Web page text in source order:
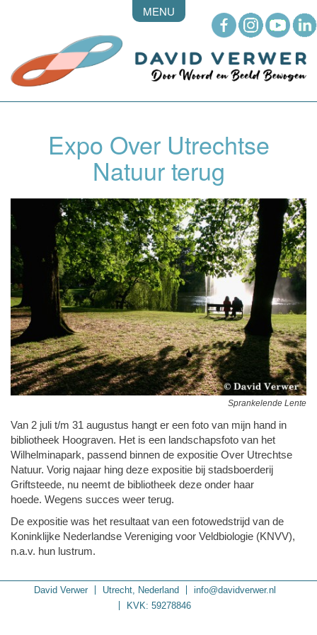
MENU
Expo Over Utrechtse
Natuur terug
Sprankelende Lente
Van 2 juli t/m 31 augustus hangt er een foto van mijn hand in
bibliotheek Hoograven. Het is een landschapsfoto van het
Wilhelminapark, passend binnen de expositie Over Utrechtse
Natuur. Vorig najaar hing deze expositie bij stadsboerderij
Griftsteede, nu neemt de bibliotheek deze onder haar
hoede. Wegens succes weer terug.
De expositie was het resultaat van een fotowedstrijd van de
Koninklijke Nederlandse Vereniging voor Veldbiologie (KNVV),
n.a.v. hun lustrum.
David Verwer Utrecht, Nederland
info@davidverwer.nl
KVK: 59278846